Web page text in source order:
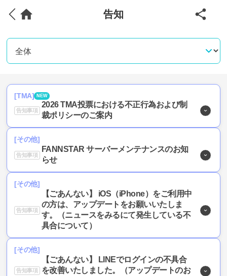
告知
[TMA] NEW
告知事項
2026 TMA投票における不正行為および制
裁ポリシーのご案内
[その他]
告知事項
FANNSTAR サーバーメンテナンスのお知
らせ
[その他]
告知事項
【ごあんない】 iOS（iPhone）をご利用中
の方は、アップデートをお願いいたしま
す。（ニュースをみるにて発生している不
具合について）
[その他]
告知事項
【ごあんない】 LINEでログインの不具合
を改善いたしました。（アップデートのお